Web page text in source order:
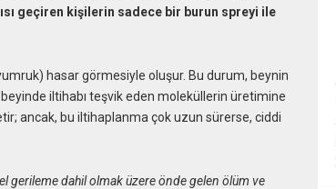
geçiren kişilerin sadece bir burun spreyi ile
hasar görmesiyle oluşur. Bu durum, beynin
iltihabı teşvik eden moleküllerin üretimine
ancak, bu iltihaplanma çok uzun sürerse, ciddi
gerileme dahil olmak üzere önde gelen ölüm ve